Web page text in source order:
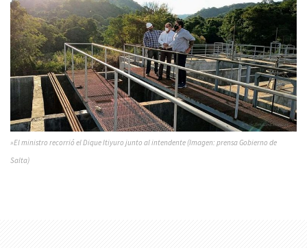
»El ministro recorrió el Dique Itiyuro junto al intendente (Imagen: prensa Gobierno de
Salta)